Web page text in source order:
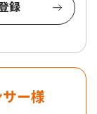
録
ー様